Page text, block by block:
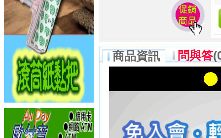
商品資訊 問與答